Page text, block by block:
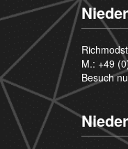
M.: +49
Besuch